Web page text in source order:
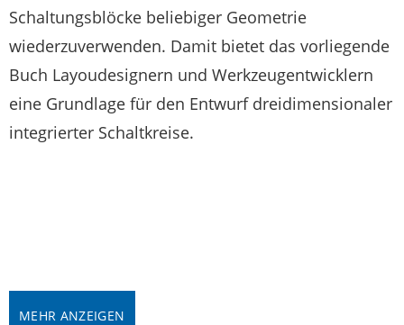
Schaltungsblöcke beliebiger Geometrie
wiederzuverwenden. Damit bietet das vorliegende
Buch Layoudesignern und Werkzeugentwicklern
eine Grundlage für den Entwurf dreidimensionaler
integrierter Schaltkreise.
MEHR ANZEIGEN